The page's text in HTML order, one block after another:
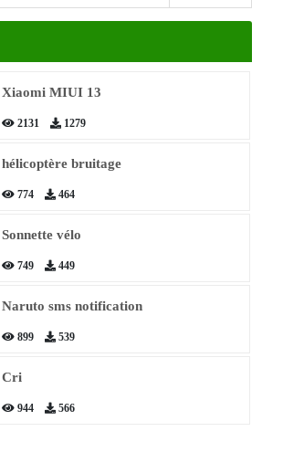
Xiaomi MIUI 13
2131 1279
hélicoptère bruitage
774 464
Sonnette vélo
749 449
Naruto sms notification
899 539
Cri
944 566